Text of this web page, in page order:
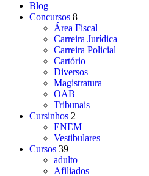
Blog
Concursos 8
Área Fiscal
Carreira Jurídica
Carreira Policial
Cartório
Diversos
Magistratura
OAB
Tribunais
Cursinhos 2
ENEM
Vestibulares
Cursos 39
adulto
Afiliados